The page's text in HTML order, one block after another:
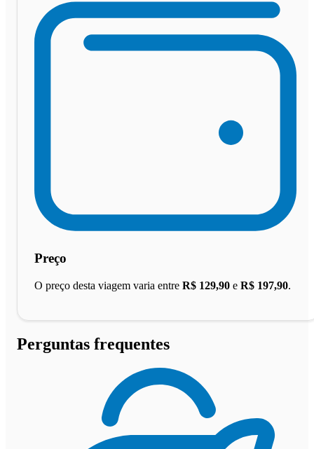
Preço
O preço desta viagem varia entre R$ 129,90 e R$ 197,90.
Perguntas frequentes